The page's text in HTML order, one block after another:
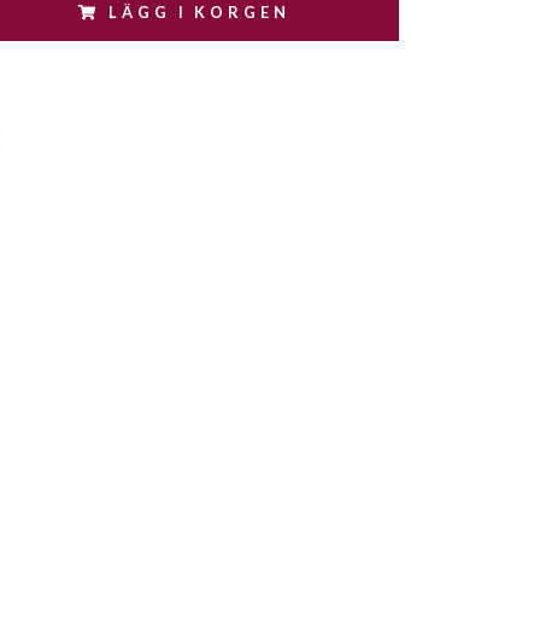
LÄGG I KORGEN